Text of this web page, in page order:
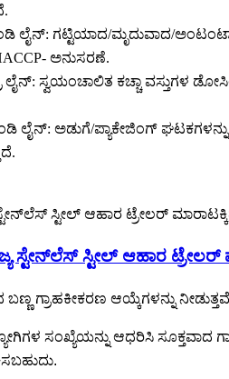
ಲೈನ್: ಗಟ್ಟಿಯಾದ/ಮೃದುವಾದ/
ಅನುಸರಣೆ.
ಲೈನ್: ಸ್ವಯಂಚಾಲಿತ ಕಚ್ಚಾ ವಸ್ತುಗಳ
ಲೈನ್: ಅಡುಗೆ/ಪ್ಯಾಕೇಜಿಂಗ್
ಸ್ಟೇನ್‌ಲೆಸ್ ಸ್ಟೀಲ್ ಆಹಾರ ಟ್ರೇಲರ್
ಬಣ್ಣ ಗ್ರಾಹಕೀಕರಣ ಆಯ್ಕೆಗಳನ್ನು
ಸಂಖ್ಯೆಯನ್ನು ಆಧರಿಸಿ